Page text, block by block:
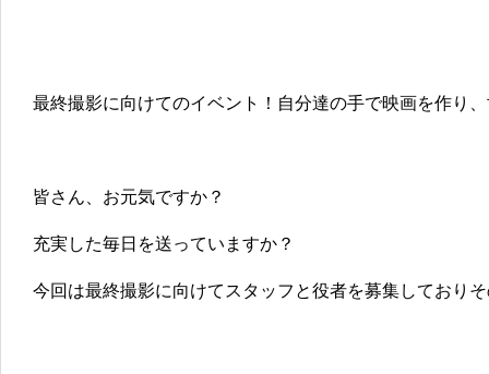
最終撮影に向けてのイベント！自分達の手で映画を作り
皆さん、お元気ですか？
充実した毎日を送っていますか？
今回は最終撮影に向けてスタッフと役者を募集しており